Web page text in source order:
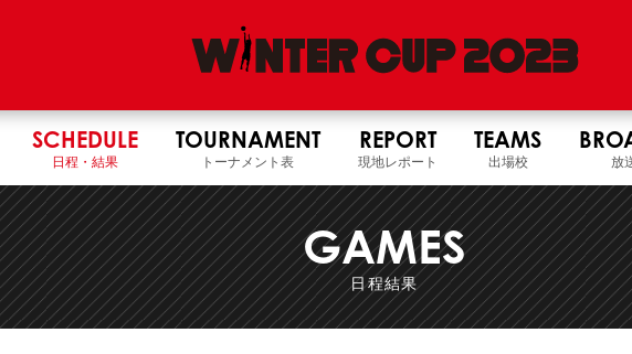
SCHEDULE
日程・結果
TOURNAMENT
トーナメント表
REPORT
現地レポート
TEAMS
出場校 放
GAMES
日程結果